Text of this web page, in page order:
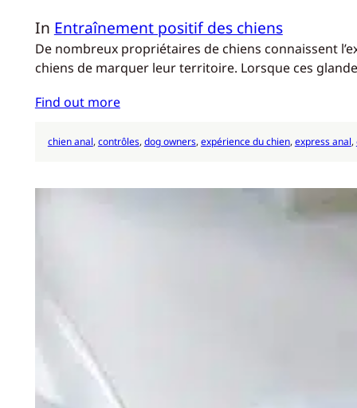
In Entraînement positif des chiens
De nombreux propriétaires de chiens connaissent
chiens de marquer leur territoire. Lorsque ces
Find out more
chien anal, contrôles, dog owners, expérience du chien, express anal,